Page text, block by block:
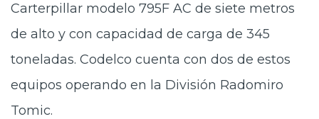
Carterpillar modelo 795F AC de siete metros
de alto y con capacidad de carga de 345
toneladas. Codelco cuenta con dos de estos
equipos operando en la División Radomiro
Tomic.